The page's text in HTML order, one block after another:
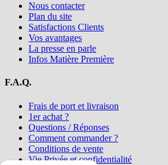
Nous contacter
Plan du site
Satisfactions Clients
Vos avantages
La presse en parle
Infos Matière Première
F.A.Q.
Frais de port et livraison
1er achat ?
Questions / Réponses
Comment commander ?
Conditions de vente
Vie Privée et confidentialité